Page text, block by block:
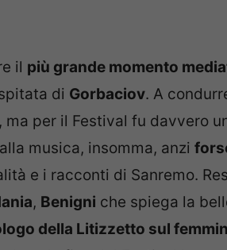
il più grande momento
di Gorbaciov. A
ma per il Festival fu davvero
musica, insomma, anzi
e i racconti di Sanremo.
, Benigni che spiega la
della Litizzetto sul